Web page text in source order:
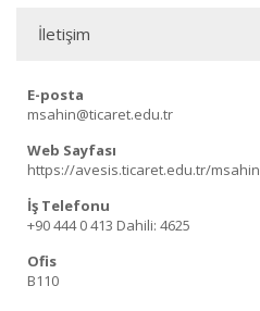
İletişim
E-posta
msahin@ticaret.edu.tr
Web Sayfası
https://avesis.ticaret.edu.tr/msahin
İş Telefonu
+90 444 0 413 Dahili: 4625
Ofis
B110